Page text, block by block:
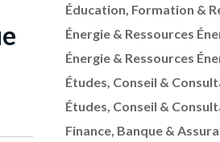
Éducation, Formation &
Énergie & Ressources
Énergie & Ressources
Études, Conseil &
Études, Conseil &
Finance, Banque &